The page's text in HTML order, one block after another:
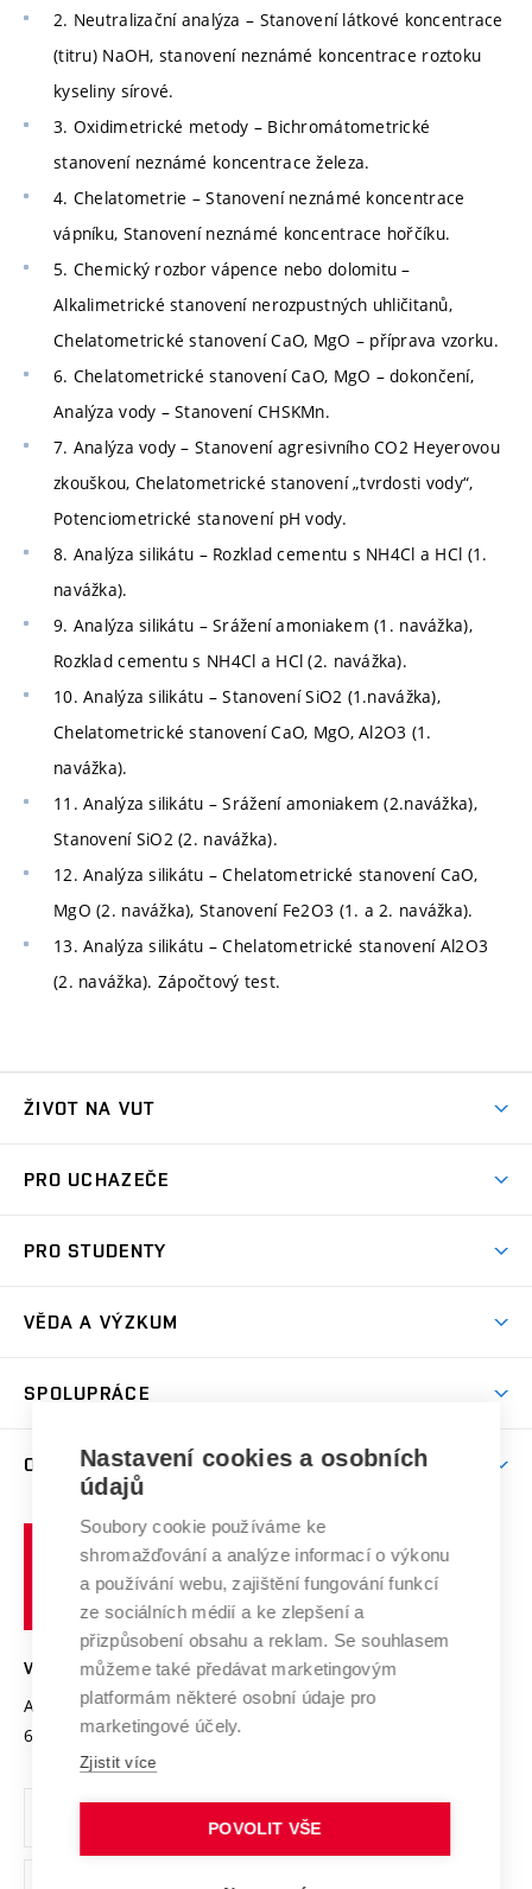
2. Neutralizační analýza – Stanovení látkové koncentrace
(titru) NaOH, stanovení neznámé koncentrace roztoku
kyseliny sírové.
3. Oxidimetrické metody – Bichromátometrické
stanovení neznámé koncentrace železa.
4. Chelatometrie – Stanovení neznámé koncentrace
vápníku, Stanovení neznámé koncentrace hořčíku.
5. Chemický rozbor vápence nebo dolomitu –
Alkalimetrické stanovení nerozpustných uhličitanů,
Chelatometrické stanovení CaO, MgO – příprava vzorku.
6. Chelatometrické stanovení CaO, MgO – dokončení,
Analýza vody – Stanovení CHSKMn.
7. Analýza vody – Stanovení agresivního CO2 Heyerovou
zkouškou, Chelatometrické stanovení „tvrdosti vody“,
Potenciometrické stanovení pH vody.
8. Analýza silikátu – Rozklad cementu s NH4Cl a HCl (1.
navážka).
9. Analýza silikátu – Srážení amoniakem (1. navážka),
Rozklad cementu s NH4Cl a HCl (2. navážka).
10. Analýza silikátu – Stanovení SiO2 (1.navážka),
Chelatometrické stanovení CaO, MgO, Al2O3 (1.
navážka).
11. Analýza silikátu – Srážení amoniakem (2.navážka),
Stanovení SiO2 (2. navážka).
12. Analýza silikátu – Chelatometrické stanovení CaO,
MgO (2. navážka), Stanovení Fe2O3 (1. a 2. navážka).
13. Analýza silikátu – Chelatometrické stanovení Al2O3
(2. navážka). Zápočtový test.
ŽIVOT NA VUT
Koleje
Sport na VUT
PRO UCHAZEČE
Dny otevřených dveří
Celoživotní vzdělávání
E-přihláška
PRO STUDENTY
Harmonogram akademického roku
Závěrečné práce
Doktorské studium
Zpracování osobních údajů studentů
Sociální bezpečí
Studium bez bariér
Podpora podnikání
VĚDA A VÝZKUM
Mezinárodní vědecká rada
Systém zajišťování kvality výzkumu
Výzkumné infrastruktury
Transfer znalostí
Open Science
Projekty
Projekty ze strukturálních fondů
Specifický výzkum
SPOLUPRÁCE
Zahraniční spolupráce
Spolupráce se školami
Služby univerzity
Mezinárodní dohody
Univerzitní sítě
O UNIVERZITĚ
Profil univerzity
Udržitelná univerzita
Podnikavá univerzita / ContriBUTe
Bezpečná univerzita
Vyznamenání
Organizační struktura
Ochrana osobních údajů
učení
technické
VYSOKÉ UČENÍ TECHNICKÉ V BRNĚ
Antonínská 548/1
602 00 Brno
www.vut.cz
vut@vutbr.cz
Nastavení cookies a osobních
údajů
Soubory cookie používáme ke
shromažďování a analýze informací o výkonu
a používání webu, zajištění fungování funkcí
ze sociálních médií a ke zlepšení a
přizpůsobení obsahu a reklam. Se souhlasem
můžeme také předávat marketingovým
platformám některé osobní údaje pro
marketingové účely.
Zjistit více
POVOLIT VŠE